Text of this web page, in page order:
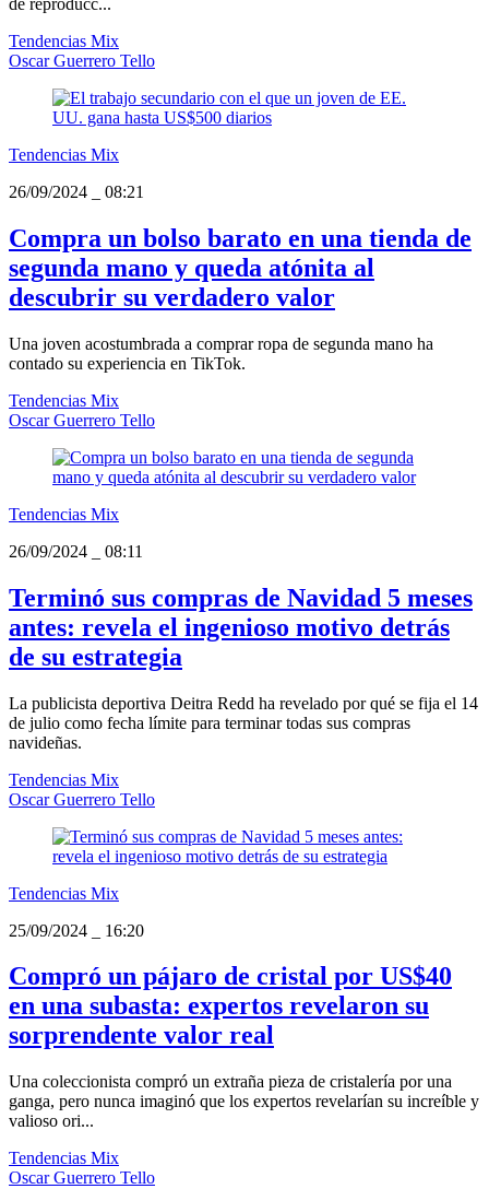
de reproducc...
Tendencias Mix
Oscar Guerrero Tello
Tendencias Mix
26/09/2024
08:21
Compra un bolso barato en una tienda de
segunda mano y queda atónita al
descubrir su verdadero valor
Una joven acostumbrada a comprar ropa de segunda mano ha
contado su experiencia en TikTok.
Tendencias Mix
Oscar Guerrero Tello
Tendencias Mix
26/09/2024
08:11
Terminó sus compras de Navidad 5 meses
antes: revela el ingenioso motivo detrás
de su estrategia
La publicista deportiva Deitra Redd ha revelado por qué se fija el 14
de julio como fecha límite para terminar todas sus compras
navideñas.
Tendencias Mix
Oscar Guerrero Tello
Tendencias Mix
25/09/2024
16:20
Compró un pájaro de cristal por US$40
en una subasta: expertos revelaron su
sorprendente valor real
Una coleccionista compró un extraña pieza de cristalería por una
ganga, pero nunca imaginó que los expertos revelarían su increíble y
valioso ori...
Tendencias Mix
Oscar Guerrero Tello